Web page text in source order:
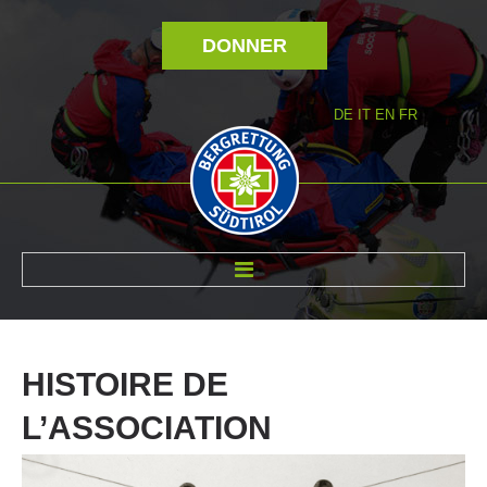
DONNER
DE IT EN FR
HISTOIRE DE
L’ASSOCIATION